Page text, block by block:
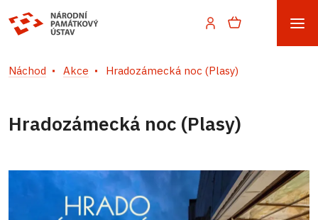
Náchod Akce Hradozámecká noc (Plasy)
Hradozámecká noc (Plasy)